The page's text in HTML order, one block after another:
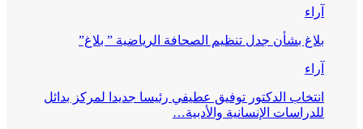
آراء
بلاغ بشأن جدل تنظيم الصحافة الرياضية ” بلاغ”
آراء
انتخاب الدكتور توفيق عطيفي رئيسا جديدا لمركز بدائل
للدراسات الإنسانية والأدبية…